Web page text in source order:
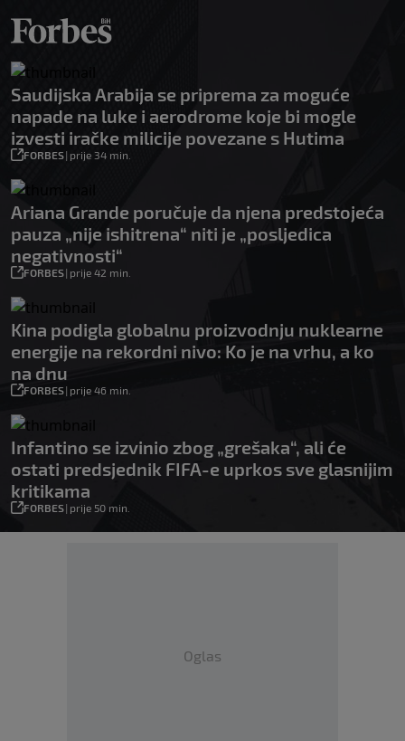
Saudijska Arabija se priprema za moguće
napade na luke i aerodrome koje bi mogle
izvesti iračke milicije povezane s Hutima
FORBES| prije 34 min.
Ariana Grande poručuje da njena predstojeća
pauza „nije ishitrena“ niti je „posljedica
negativnosti“
FORBES| prije 42 min.
Kina podigla globalnu proizvodnju nuklearne
energije na rekordni nivo: Ko je na vrhu, a ko
na dnu
FORBES| prije 46 min.
Infantino se izvinio zbog „grešaka“, ali će
ostati predsjednik FIFA-e uprkos sve glasnijim
kritikama
FORBES| prije 50 min.
Oglas